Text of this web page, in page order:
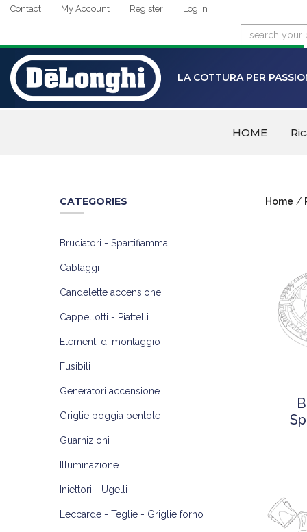
Contact My Account Register Log in
LA COTTURA PER
HOME
Home /
CATEGORIES
Bruciatori - Spartifiamma
Cablaggi
Candelette accensione
Cappellotti - Piattelli
Elementi di montaggio
Fusibili
Generatori accensione
Griglie poggia pentole
Guarnizioni
Illuminazione
Iniettori - Ugelli
Leccarde - Teglie - Griglie forno